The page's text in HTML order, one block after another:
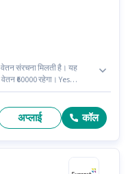
संरचना मिलती है। यह
₹60000 रहेगा। Yes
अप्लाई कॉल